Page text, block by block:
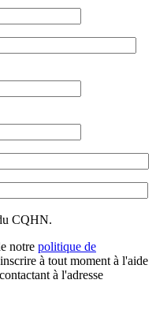
CQHN.
notre politique de
à tout moment à l'aide
à l'adresse